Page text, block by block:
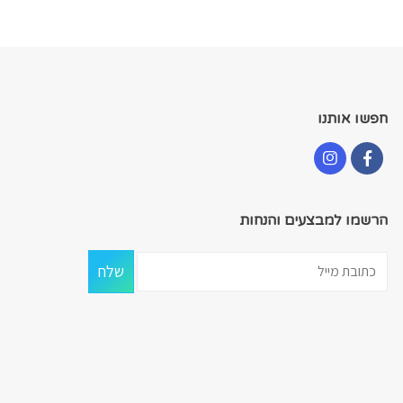
חפשו אותנו
הרשמו למבצעים והנחות